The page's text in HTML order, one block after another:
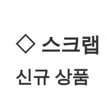
◇ 스크랩
신규 상품